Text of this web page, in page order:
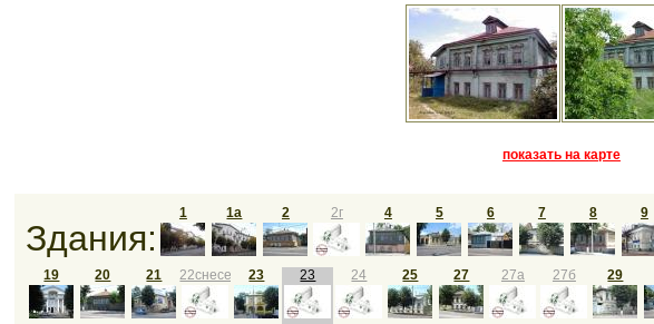
показать на карте
Здания:
1 1а 2 2г 4 5 6 7 8 9
19 20 21 22снесен 23 23 24 25 27 27а 27б 29